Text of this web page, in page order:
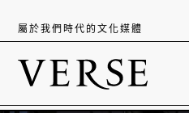
屬於我們時代的文化媒體